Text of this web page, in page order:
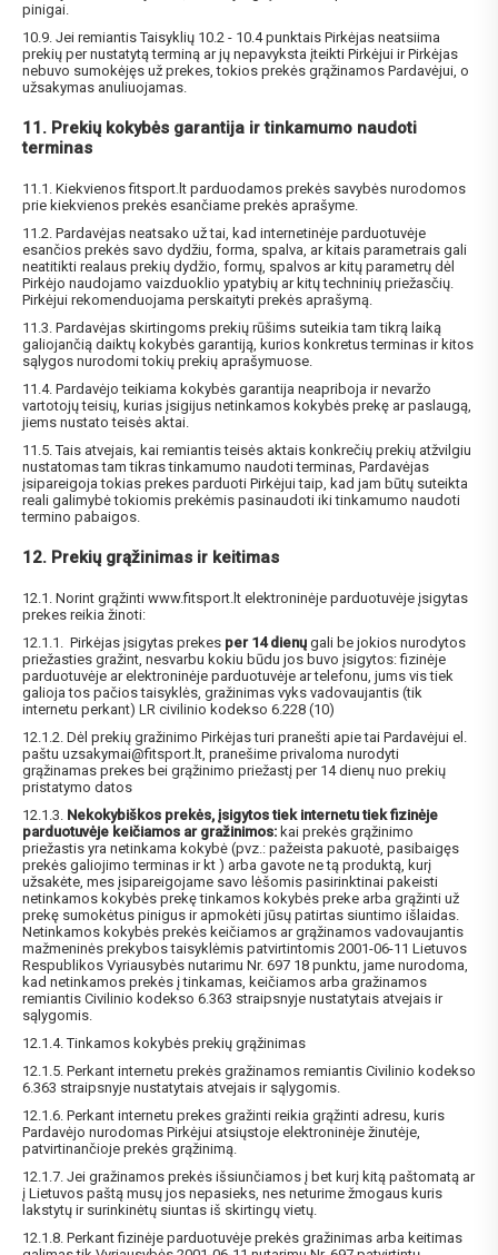
pinigai.
10.9. Jei remiantis Taisyklių 10.2 - 10.4 punktais Pirkėjas neatsiima
prekių per nustatytą terminą ar jų nepavyksta įteikti Pirkėjui ir Pirkėjas
nebuvo sumokėjęs už prekes, tokios prekės grąžinamos Pardavėjui, o
užsakymas anuliuojamas.
11. Prekių kokybės garantija ir tinkamumo naudoti
terminas
11.1. Kiekvienos fitsport.lt parduodamos prekės savybės nurodomos
prie kiekvienos prekės esančiame prekės aprašyme.
11.2. Pardavėjas neatsako už tai, kad internetinėje parduotuvėje
esančios prekės savo dydžiu, forma, spalva, ar kitais parametrais gali
neatitikti realaus prekių dydžio, formų, spalvos ar kitų parametrų dėl
Pirkėjo naudojamo vaizduoklio ypatybių ar kitų techninių priežasčių.
Pirkėjui rekomenduojama perskaityti prekės aprašymą.
11.3. Pardavėjas skirtingoms prekių rūšims suteikia tam tikrą laiką
galiojančią daiktų kokybės garantiją, kurios konkretus terminas ir kitos
sąlygos nurodomi tokių prekių aprašymuose.
11.4. Pardavėjo teikiama kokybės garantija neapriboja ir nevaržo
vartotojų teisių, kurias įsigijus netinkamos kokybės prekę ar paslaugą,
jiems nustato teisės aktai.
11.5. Tais atvejais, kai remiantis teisės aktais konkrečių prekių atžvilgiu
nustatomas tam tikras tinkamumo naudoti terminas, Pardavėjas
įsipareigoja tokias prekes parduoti Pirkėjui taip, kad jam būtų suteikta
reali galimybė tokiomis prekėmis pasinaudoti iki tinkamumo naudoti
termino pabaigos.
12. Prekių grąžinimas ir keitimas
12.1. Norint grąžinti www.fitsport.lt elektroninėje parduotuvėje įsigytas
prekes reikia žinoti:
12.1.1. Pirkėjas įsigytas prekes per 14 dienų gali be jokios nurodytos
priežasties gražint, nesvarbu kokiu būdu jos buvo įsigytos: fizinėje
parduotuvėje ar elektroninėje parduotuvėje ar telefonu, jums vis tiek
galioja tos pačios taisyklės, gražinimas vyks vadovaujantis (tik
internetu perkant) LR civilinio kodekso 6.228 (10)
12.1.2. Dėl prekių gražinimo Pirkėjas turi pranešti apie tai Pardavėjui el.
paštu uzsakymai@fitsport.lt , pranešime privaloma nurodyti
grąžinamas prekes bei grąžinimo priežastį per 14 dienų nuo prekių
pristatymo datos
12.1.3. Nekokybiškos prekės, įsigytos tiek internetu tiek fizinėje
parduotuvėje keičiamos ar gražinimos: kai prekės grąžinimo
priežastis yra netinkama kokybė (pvz.: pažeista pakuotė, pasibaigęs
prekės galiojimo terminas ir kt ) arba gavote ne tą produktą, kurį
užsakėte, mes įsipareigojame savo lėšomis pasirinktinai pakeisti
netinkamos kokybės prekę tinkamos kokybės preke arba grąžinti už
prekę sumokėtus pinigus ir apmokėti jūsų patirtas siuntimo išlaidas.
Netinkamos kokybės prekės keičiamos ar grąžinamos vadovaujantis
mažmeninės prekybos taisyklėmis patvirtintomis 2001-06-11 Lietuvos
Respublikos Vyriausybės nutarimu Nr. 697 18 punktu, jame nurodoma,
kad netinkamos prekės į tinkamas, keičiamos arba gražinamos
remiantis Civilinio kodekso 6.363 straipsnyje nustatytais atvejais ir
sąlygomis.
12.1.4. Tinkamos kokybės prekių grąžinimas
12.1.5. Perkant internetu prekės gražinamos remiantis Civilinio kodekso
6.363 straipsnyje nustatytais atvejais ir sąlygomis.
12.1.6. Perkant internetu prekes gražinti reikia grąžinti adresu, kuris
Pardavėjo nurodomas Pirkėjui atsiųstoje elektroninėje žinutėje,
patvirtinančioje prekės grąžinimą.
12.1.7. Jei gražinamos prekės išsiunčiamos į bet kurį kitą paštomatą ar
į Lietuvos paštą musų jos nepasieks, nes neturime žmogaus kuris
lakstytų ir surinkinėtų siuntas iš skirtingų vietų.
12.1.8. Perkant fizinėje parduotuvėje prekės gražinimas arba keitimas